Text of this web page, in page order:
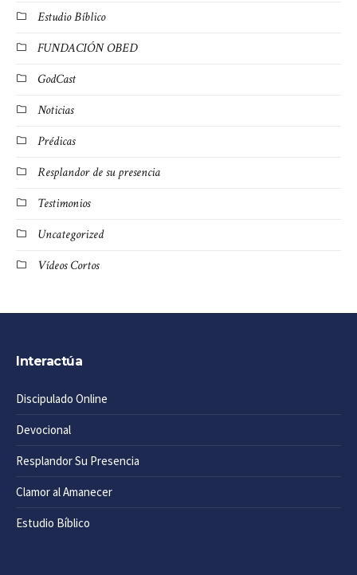
Estudio Bíblico
FUNDACIÓN OBED
GodCast
Noticias
Prédicas
Resplandor de su presencia
Testimonios
Uncategorized
Vídeos Cortos
Interactúa
Discipulado Online
Devocional
Resplandor Su Presencia
Clamor al Amanecer
Estudio Bíblico